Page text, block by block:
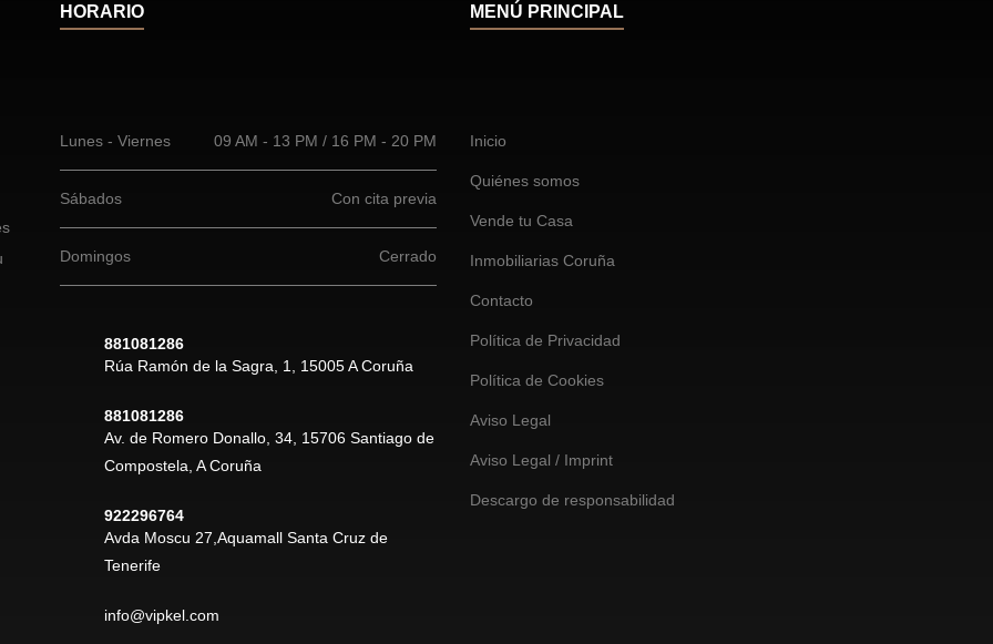
HORARIO
Lunes - Viernes 09 AM - 13 PM / 16 PM - 20 PM
Sábados Con cita previa
Domingos Cerrado
881081286
Rúa Ramón de la Sagra, 1, 15005 A Coruña
881081286
Av. de Romero Donallo, 34, 15706 Santiago de
Compostela, A Coruña
922296764
Avda Moscu 27,Aquamall Santa Cruz de
Tenerife
info@vipkel.com
MENÚ PRINCIPAL
Inicio
Quiénes somos
Vende tu Casa
Inmobiliarias Coruña
Contacto
Política de Privacidad
Política de Cookies
Aviso Legal
Aviso Legal / Imprint
Descargo de responsabilidad